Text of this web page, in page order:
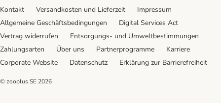
Kontakt Versandkosten und Lieferzeit
Impressum
Allgemeine Geschäftsbedingungen
Digital Services Act
Vertrag widerrufen
Entsorgungs- und Umweltbestimmungen
Zahlungsarten
Über uns Partnerprogramme
Karriere
Corporate Website
Datenschutz Erklärung zur Barrierefreiheit
© zooplus SE 2026